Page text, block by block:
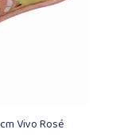
Vivo Rosé